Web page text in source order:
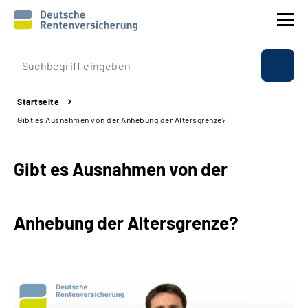
Prävention
Reha
Experten
Online-Services
Startseite
Gibt es Ausnahmen von der Anhebung der Altersgrenze?
Gibt es Ausnahmen von der
Anhebung der Altersgrenze?